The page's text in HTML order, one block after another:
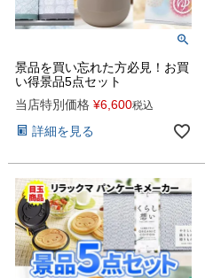
景品を買い忘れた方必見！お買
い得景品5点セット
当店特別価格 ¥6,600税込
詳細を見る